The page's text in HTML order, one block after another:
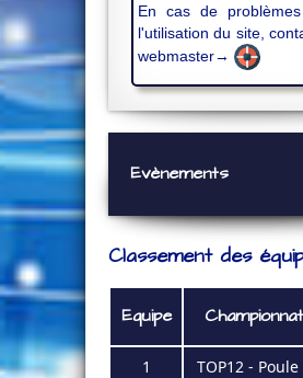
En cas de
l'utilisation du site,
webmaster→
Evènements
Classement des
Equipe Championnat
1 TOP12 - Poule